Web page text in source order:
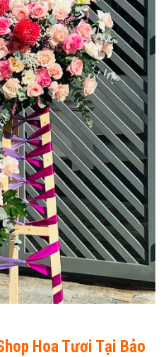
Hoa Tươi Tại Bảo